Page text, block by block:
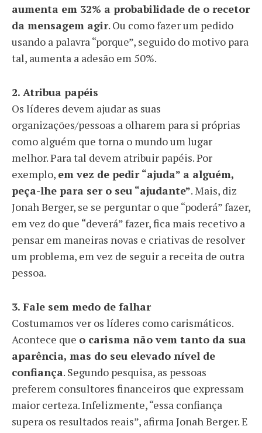
aumenta em 32% a probabilidade de o recetor
da mensagem agir. Ou como fazer um pedido
usando a palavra “porque”, seguido do motivo para
tal, aumenta a adesão em 50%.
2. Atribua papéis
Os líderes devem ajudar as suas
organizações/pessoas a olharem para si próprias
como alguém que torna o mundo um lugar
melhor. Para tal devem atribuir papéis. Por
exemplo, em vez de pedir “ajuda” a alguém,
peça-lhe para ser o seu “ajudante”. Mais, diz
Jonah Berger, se se perguntar o que “poderá” fazer,
em vez do que “deverá” fazer, fica mais recetivo a
pensar em maneiras novas e criativas de resolver
um problema, em vez de seguir a receita de outra
pessoa.
3. Fale sem medo de falhar
Costumamos ver os líderes como carismáticos.
Acontece que o carisma não vem tanto da sua
aparência, mas do seu elevado nível de
confiança. Segundo pesquisa, as pessoas
preferem consultores financeiros que expressam
maior certeza. Infelizmente, “essa confiança
supera os resultados reais”, afirma Jonah Berger. E